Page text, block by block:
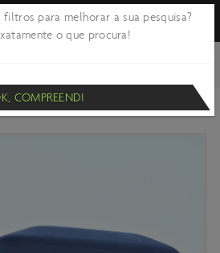
PATRON CARBONO 2022
para melhorar a sua pesquisa?
o que procura!
COMPREENDI